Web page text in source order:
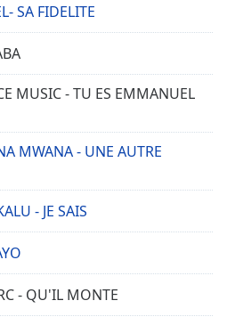
SA FIDELITE
MUSIC - TU ES EMMANUEL
MWANA - UNE AUTRE
- JE SAIS
- QU'IL MONTE